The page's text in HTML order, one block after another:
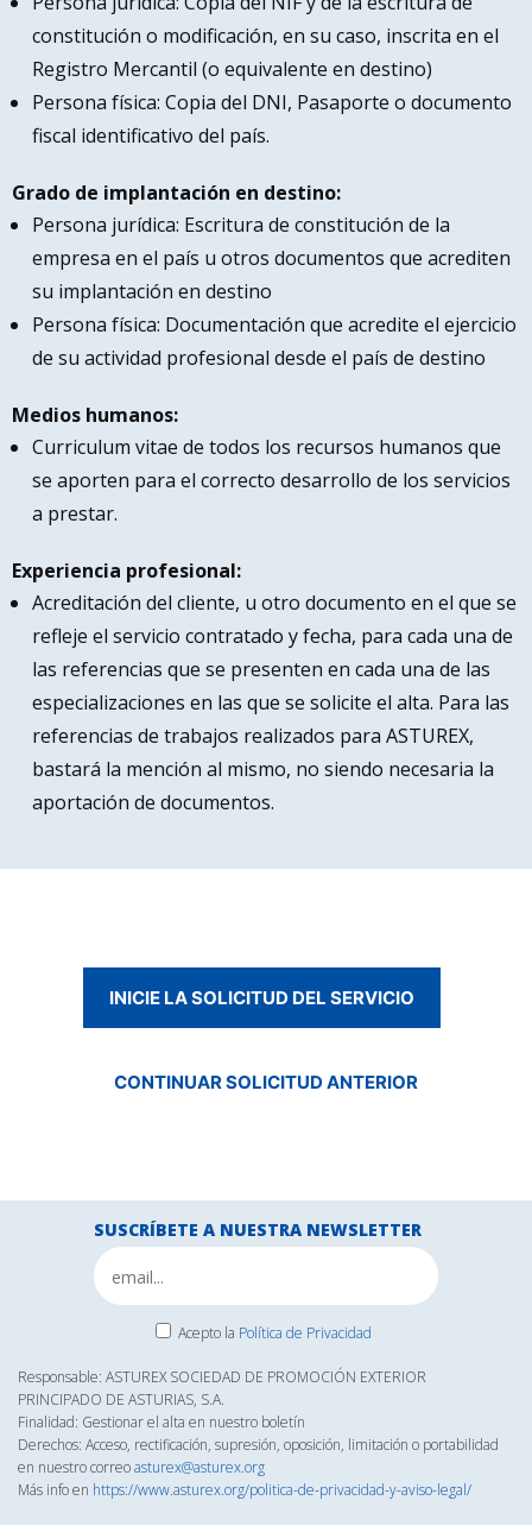
constitución o modificación, en su caso, inscrita en el
Registro Mercantil (o equivalente en destino)
Persona física: Copia del DNI, Pasaporte o documento
fiscal identificativo del país.
Grado de implantación en destino:
Persona jurídica: Escritura de constitución de la
empresa en el país u otros documentos que acrediten
su implantación en destino
Persona física: Documentación que acredite el ejercicio
de su actividad profesional desde el país de destino
Medios humanos:
Curriculum vitae de todos los recursos humanos que
se aporten para el correcto desarrollo de los servicios
a prestar.
Experiencia profesional:
Acreditación del cliente, u otro documento en el que se
refleje el servicio contratado y fecha, para cada una de
las referencias que se presenten en cada una de las
especializaciones en las que se solicite el alta. Para las
referencias de trabajos realizados para ASTUREX,
bastará la mención al mismo, no siendo necesaria la
aportación de documentos.
INICIE LA SOLICITUD DEL SERVICIO
CONTINUAR SOLICITUD ANTERIOR
SUSCRÍBETE A NUESTRA NEWSLETTER
Acepto la Política de Privacidad
Responsable: ASTUREX SOCIEDAD DE PROMOCIÓN EXTERIOR
PRINCIPADO DE ASTURIAS, S.A.
Finalidad: Gestionar el alta en nuestro boletín
Derechos: Acceso, rectificación, supresión, oposición, limitación o portabilidad
en nuestro correoasturex@asturex.org
Más info en https://www.asturex.org/politica-de-privacidad-y-aviso-legal/